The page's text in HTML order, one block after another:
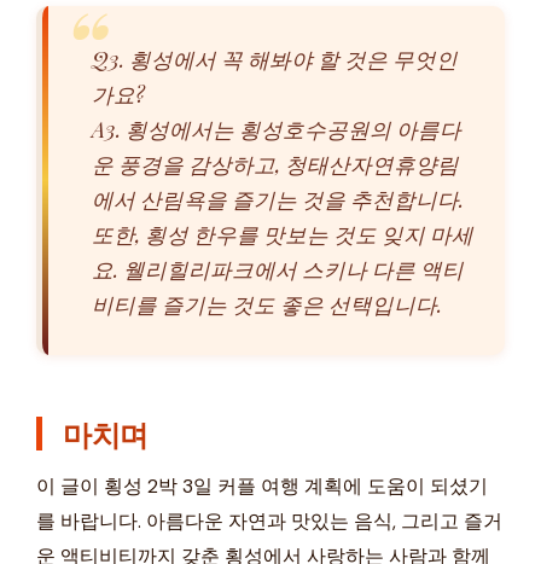
Q3. 횡성에서 꼭 해봐야 할 것은 무엇인
가요?
A3. 횡성에서는 횡성호수공원의 아름다
운 풍경을 감상하고, 청태산자연휴양림
에서 산림욕을 즐기는 것을 추천합니다.
또한, 횡성 한우를 맛보는 것도 잊지 마세
요. 웰리힐리파크에서 스키나 다른 액티
비티를 즐기는 것도 좋은 선택입니다.
마치며
이 글이 횡성 2박 3일 커플 여행 계획에 도움이 되셨기
를 바랍니다. 아름다운 자연과 맛있는 음식, 그리고 즐거
운 액티비티까지 갖춘 횡성에서 사랑하는 사람과 함께